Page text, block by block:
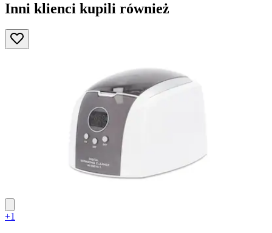
Inni klienci kupili również
+1